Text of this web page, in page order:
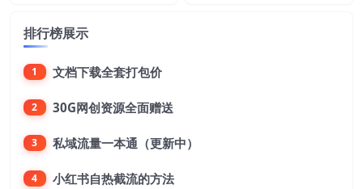
排行榜展示
1 文档下载全套打包价
2 30G网创资源全面赠送
3 私域流量一本通（更新中）
4 小红书自热截流的方法